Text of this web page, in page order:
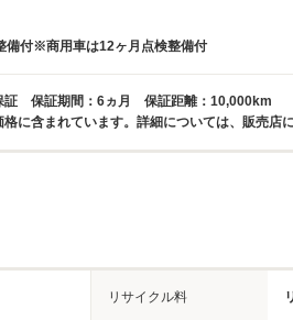
備付※商用車は12ヶ月点検整備付
証 保証期間：6ヵ月 保証距離：10,000km
に含まれています。詳細については、販売店
リサイクル料